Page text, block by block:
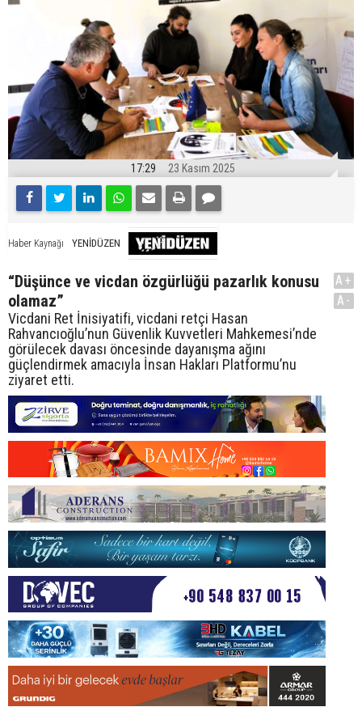
17:29 23 Kasım 2025
Haber Kaynağı YENİDÜZEN
“Düşünce ve vicdan özgürlüğü pazarlık konusu
olamaz”
Vicdani Ret İnisiyatifi, vicdani retçi Hasan
Rahvancıoğlu’nun Güvenlik Kuvvetleri Mahkemesi’nde
görülecek davası öncesinde dayanışma ağını
güçlendirmek amacıyla İnsan Hakları Platformu’nu
ziyaret etti.
A+
A-